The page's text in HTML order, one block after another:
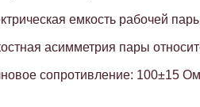
емкость рабочей
асимметрия пары
сопротивление: 100±15 Ом